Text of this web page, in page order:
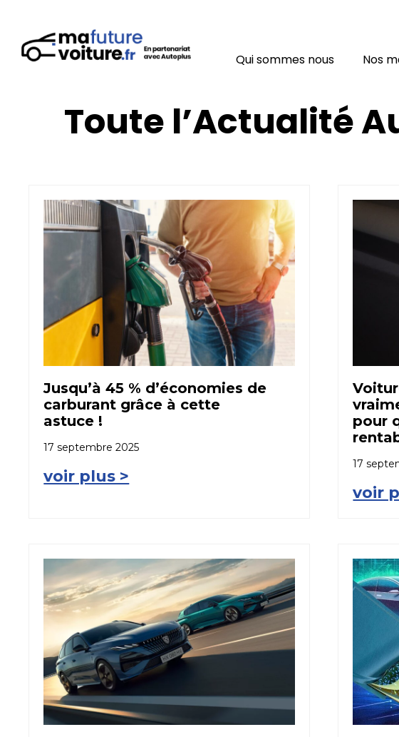
Qui sommes nous Nos
Toute l’Actualité
Jusqu’à 45 % d’économies de
carburant grâce à cette
astuce !
17 septembre 2025
voir plus >
pour
17
voir